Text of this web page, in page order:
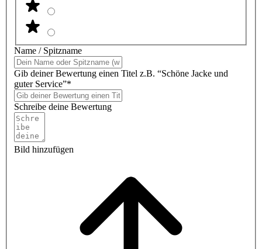
Name / Spitzname
Gib deiner Bewertung einen Titel z.B. “Schöne Jacke und
guter Service”*
Schreibe deine Bewertung
Bild hinzufügen